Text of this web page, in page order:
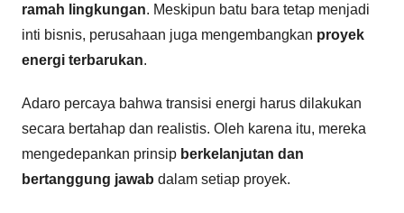
ramah lingkungan. Meskipun batu bara tetap menjadi
inti bisnis, perusahaan juga mengembangkan proyek
energi terbarukan.
Adaro percaya bahwa transisi energi harus dilakukan
secara bertahap dan realistis. Oleh karena itu, mereka
mengedepankan prinsip berkelanjutan dan
bertanggung jawab dalam setiap proyek.